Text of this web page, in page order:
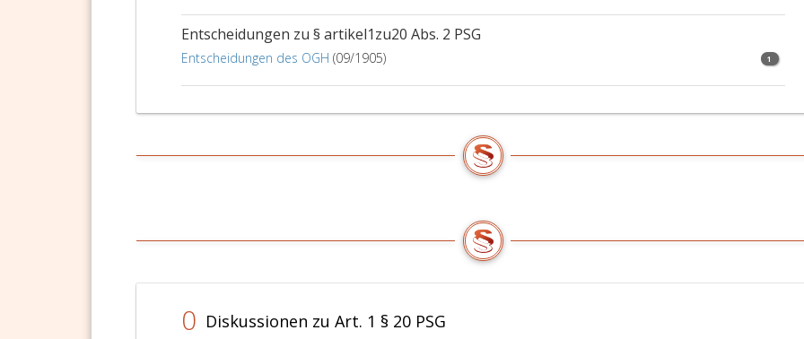
Entscheidungen zu § artikel1zu20 Abs. 2 PSG
Entscheidungen des OGH (09/1905) 1
0 Diskussionen zu Art. 1 § 20 PSG